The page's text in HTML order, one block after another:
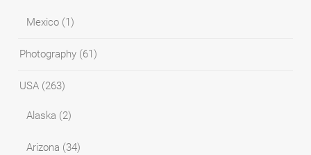
Mexico (1)
Photography (61)
USA (263)
Alaska (2)
Arizona (34)